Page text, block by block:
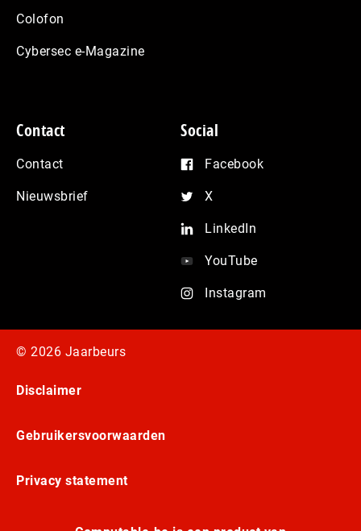
Colofon
Cybersec e-Magazine
Contact
Contact
Nieuwsbrief
Social
Facebook
X
LinkedIn
YouTube
Instagram
© 2026 Jaarbeurs
Disclaimer
Gebruikersvoorwaarden
Privacy statement